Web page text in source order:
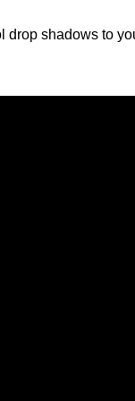
drop shadows to